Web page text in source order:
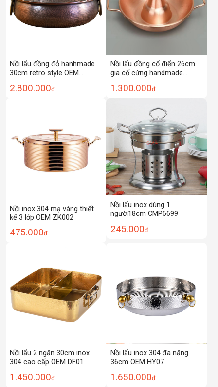
Nồi lẩu đồng đỏ hanhmade
30cm retro style OEM
2.800.000đ
Nồi lẩu đồng cổ điển 26cm
gia cố cứng handmade
1.300.000đ
Nồi inox 304 mạ vàng thiết
kế 3 lớp OEM ZK002
475.000đ
Nồi lẩu inox dùng 1
người18cm CMP6699
245.000đ
Nồi lẩu 2 ngăn 30cm inox
304 cao cấp OEM DF01
1.450.000đ
Nồi lẩu inox 304 đa năng
36cm OEM HY07
1.650.000đ